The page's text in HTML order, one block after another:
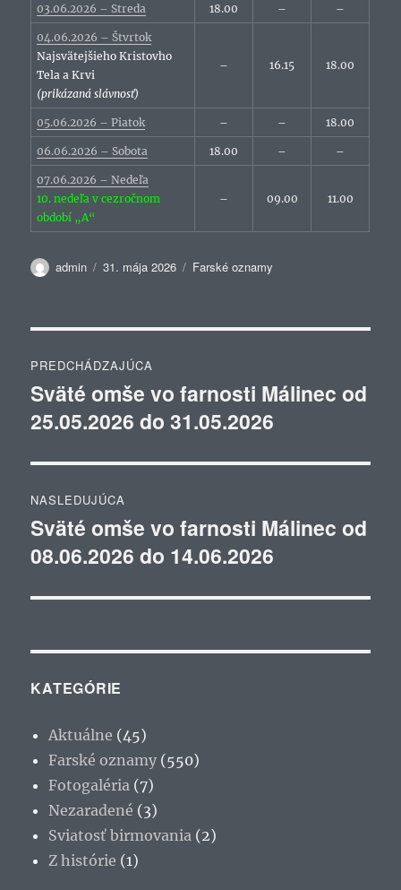
03.06.2026 – Streda 18.00 – –
04.06.2026 – Štvrtok
Najsvätejšieho Kristovho
Tela a Krvi
(prikázaná slávnosť)
– 16.15 18.00
05.06.2026 – Piatok – – 18.00
06.06.2026 – Sobota 18.00 – –
07.06.2026 – Nedeľa
10. nedeľa v cezročnom
období „A“
– 09.00 11.00
Autor
admin Publikované
31. mája 2026 Kategórie
Farské oznamy
v
článku
PREDCHÁDZAJÚCA
Predchádzajúci
článok:
Sväté omše vo farnosti Málinec od
25.05.2026 do 31.05.2026
NASLEDUJÚCA
Ďalší
článok:
Sväté omše vo farnosti Málinec od
08.06.2026 do 14.06.2026
KATEGÓRIE
Aktuálne (45)
Farské oznamy (550)
Fotogaléria (7)
Nezaradené (3)
Sviatosť birmovania (2)
Z histórie (1)